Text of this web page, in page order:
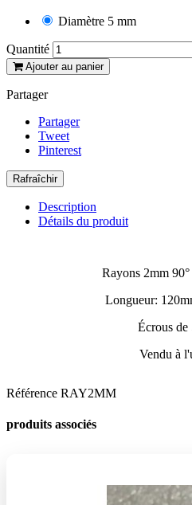
Diamètre 5 mm
Quantité
Ajouter au panier
Partager
Partager
Tweet
Pinterest
Description
Détails du produit
Rayons 2mm
Longueur:
Écrous de
Vendu à
Référence RAY2MM
produits associés